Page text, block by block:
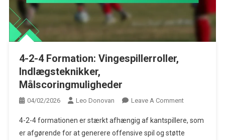
4-2-4 Formation: Vingespillerroller,
Indlægsteknikker,
Målscoringmuligheder
04/02/2026 Leo Donovan Leave A CommentOn
2-
4
4-2-4 formationen er stærkt afhængig af kantspillere, som
er afgørende for at generere offensive spil og støtte